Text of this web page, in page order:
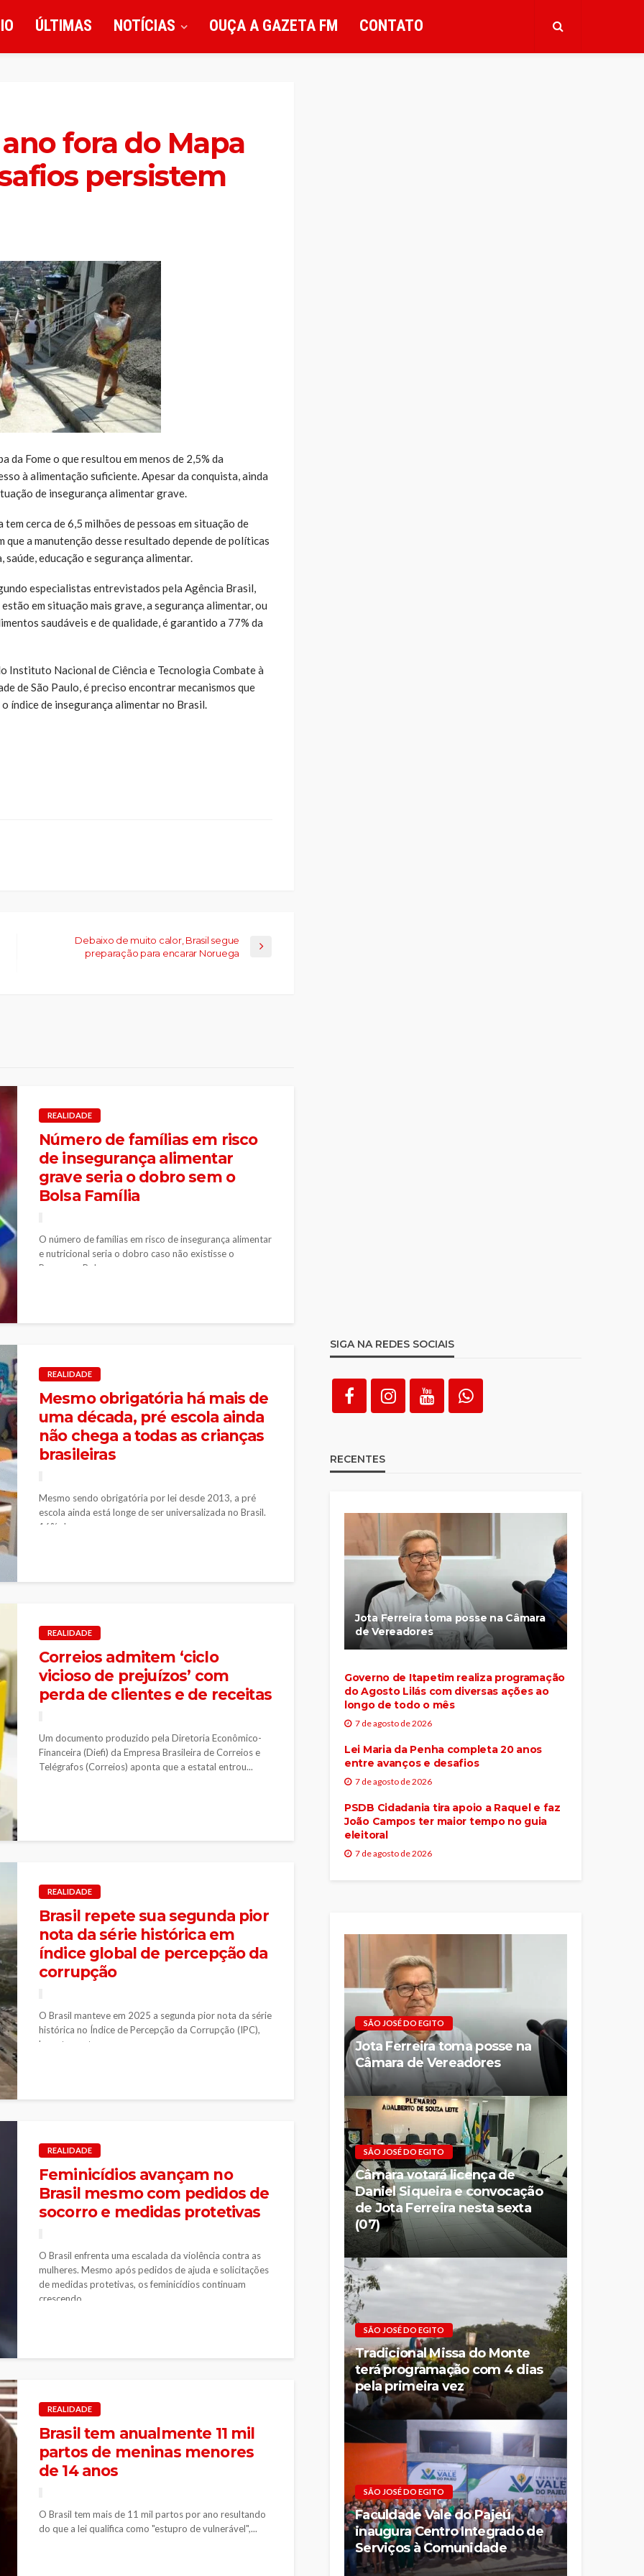
ÚLTIMAS NOTÍCIAS OUÇA A GAZETA FM CONTATO
fora do Mapa
persistem
da Fome o que resultou em menos de 2,5% da
à alimentação suficiente. Apesar da conquista, ainda
de insegurança alimentar grave.
cerca de 6,5 milhões de pessoas em situação de
a manutenção desse resultado depende de políticas
saúde, educação e segurança alimentar.
especialistas entrevistados pela Agência Brasil,
em situação mais grave, a segurança alimentar, ou
saudáveis e de qualidade, é garantido a 77% da
Instituto Nacional de Ciência e Tecnologia Combate à
de São Paulo, é preciso encontrar mecanismos que
índice de insegurança alimentar no Brasil.
Debaixo de muito calor, Brasil segue
preparação para encarar Noruega
REALIDADE
Número de famílias em risco
de insegurança alimentar
grave seria o dobro sem o
Bolsa Família
O número de famílias em risco de insegurança alimentar
e nutricional seria o dobro caso não existisse o
Programa Bolsa...
REALIDADE
Mesmo obrigatória há mais de
uma década, pré escola ainda
não chega a todas as crianças
brasileiras
Mesmo sendo obrigatória por lei desde 2013, a pré
escola ainda está longe de ser universalizada no Brasil.
16% dos...
REALIDADE
Correios admitem ‘ciclo
vicioso de prejuízos’ com
perda de clientes e de receitas
Um documento produzido pela Diretoria Econômico-
Financeira (Diefi) da Empresa Brasileira de Correios e
Telégrafos (Correios) aponta que a estatal entrou...
REALIDADE
Brasil repete sua segunda pior
nota da série histórica em
índice global de percepção da
corrupção
O Brasil manteve em 2025 a segunda pior nota da série
histórica no Índice de Percepção da Corrupção (IPC),
levantamento...
REALIDADE
Feminicídios avançam no
Brasil mesmo com pedidos de
socorro e medidas protetivas
O Brasil enfrenta uma escalada da violência contra as
mulheres. Mesmo após pedidos de ajuda e solicitações
de medidas protetivas, os feminicídios continuam
crescendo...
REALIDADE
Brasil tem anualmente 11 mil
partos de meninas menores
de 14 anos
O Brasil tem mais de 11 mil partos por ano resultando
do que a lei qualifica como "estupro de vulnerável",...
SIGA NA REDES SOCIAIS
RECENTES
Jota Ferreira toma posse na Câmara
de Vereadores
Governo de Itapetim realiza programação
do Agosto Lilás com diversas ações ao
longo de todo o mês
7 de agosto de 2026
Lei Maria da Penha completa 20 anos
entre avanços e desafios
7 de agosto de 2026
PSDB Cidadania tira apoio a Raquel e faz
João Campos ter maior tempo no guia
eleitoral
7 de agosto de 2026
SÃO JOSÉ DO EGITO
Jota Ferreira toma posse na
Câmara de Vereadores
SÃO JOSÉ DO EGITO
Câmara votará licença de
Daniel Siqueira e convocação
de Jota Ferreira nesta sexta
(07)
SÃO JOSÉ DO EGITO
Tradicional Missa do Monte
terá programação com 4 dias
pela primeira vez
SÃO JOSÉ DO EGITO
Faculdade Vale do Pajeú
inaugura Centro Integrado de
Serviços à Comunidade